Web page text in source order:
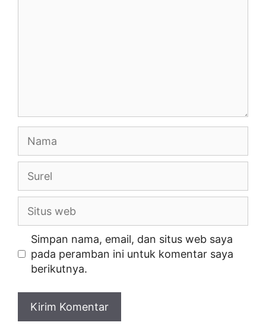
Surel
Situs
Simpan nama, email, dan situs web saya
pada peramban ini untuk komentar saya
berikutnya.